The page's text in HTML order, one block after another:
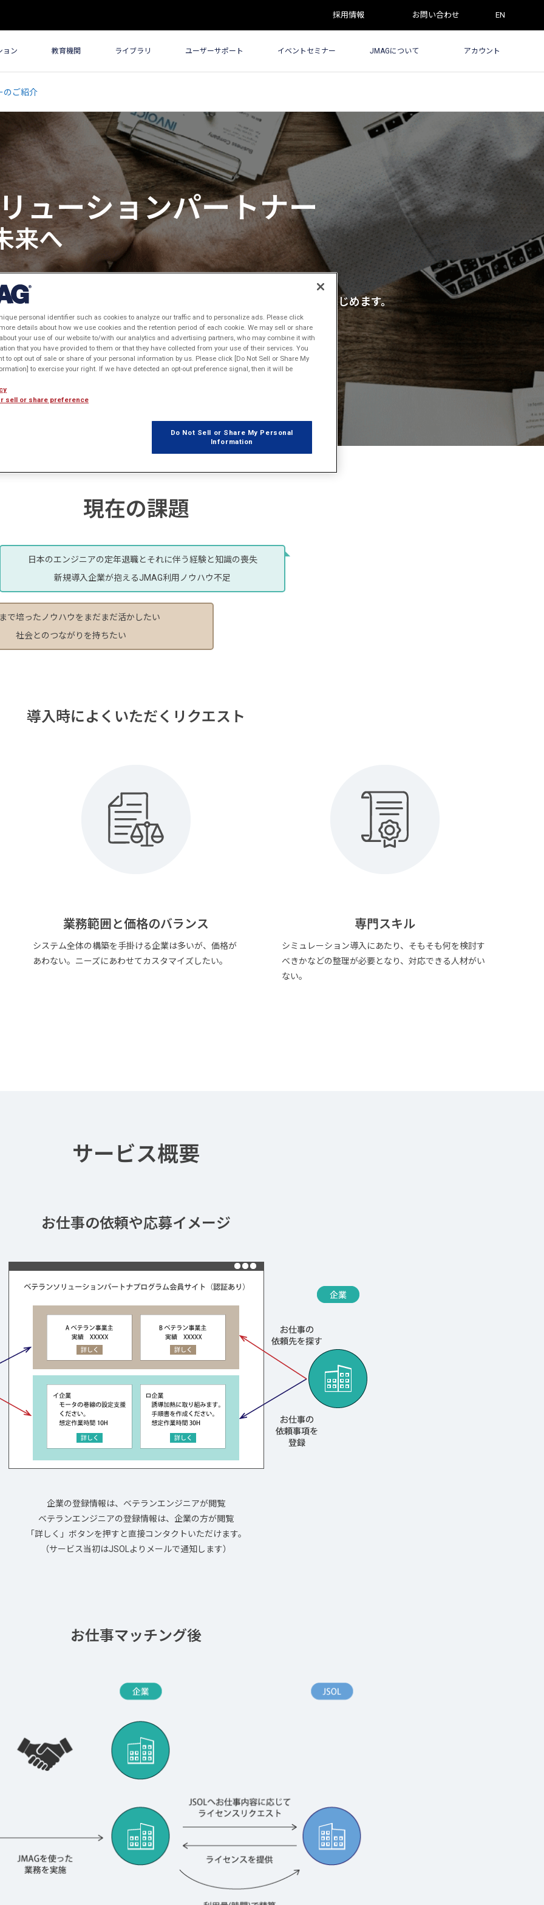
採用情報 お問い合わせ EN
ョン 教育機関 ライブラリ ユーザーサポート イベントセミナー JMAGについて アカウント
のご紹介
ューションパートナー
来へ
ニアと、電磁界解析の技術を求める企業をつなぐ試みをJMAGがはじめます。
を探されている企業の皆様に向けてご紹介します。
現在の課題
日本のエンジニアの定年退職とそれに伴う経験と知識の喪失
新規導入企業が抱えるJMAG利用ノウハウ不足
で培ったノウハウをまだまだ活かしたい
社会とのつながりを持ちたい
導入時によくいただくリクエスト
業務範囲と価格のバランス
システム全体の構築を手掛ける企業は多いが、価格が
あわない。ニーズにあわせてカスタマイズしたい。
専門スキル
シミュレーション導入にあたり、そもそも何を検討す
べきかなどの整理が必要となり、対応できる人材がい
ない。
サービス概要
お仕事の依頼や応募イメージ
企業の登録情報は、ベテランエンジニアが閲覧
ベテランエンジニアの登録情報は、企業の方が閲覧
「詳しく」ボタンを押すと直接コンタクトいただけます。
（サービス当初はJSOLよりメールで通知します）
お仕事マッチング後
personal identifier such as cookies to analyze our traffic and to personalize ads. Please click
details about how we use cookies and the retention period of each cookie. We may sell or share
your use of our website to/with our analytics and advertising partners, who may combine it with
that you have provided to them or that they have collected from your use of their services. You
to opt out of sale or share of your personal information by us. Please click [Do Not Sell or Share My
to exercise your right. If we have detected an opt-out preference signal, then it will be
sell or share preference
Do Not Sell or Share My Personal
Information